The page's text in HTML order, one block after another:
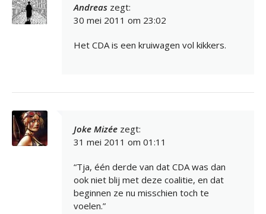
Andreas zegt:
30 mei 2011 om 23:02
Het CDA is een kruiwagen vol kikkers.
Joke Mizée zegt:
31 mei 2011 om 01:11
“Tja, één derde van dat CDA was dan
ook niet blij met deze coalitie, en dat
beginnen ze nu misschien toch te
voelen.”